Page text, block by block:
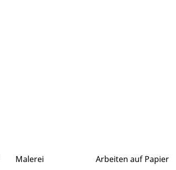
Malerei Arbeiten auf Papier